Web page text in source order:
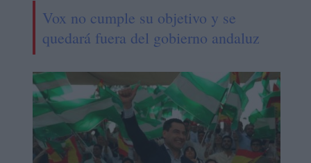
Vox no cumple su objetivo y se
quedará fuera del gobierno andaluz